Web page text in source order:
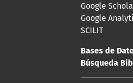
Google
Google
SCILIT
Bases de
Búsqueda